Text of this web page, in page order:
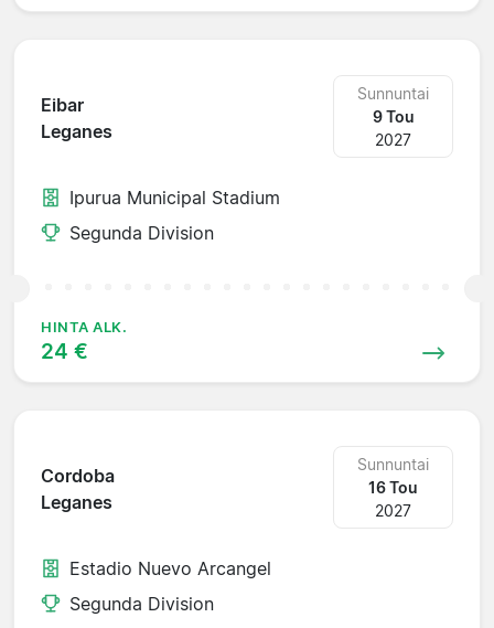
Eibar
Leganes
Sunnuntai
9 Tou
2027
Ipurua Municipal Stadium
Segunda Division
HINTA ALK.
24 €
Cordoba
Leganes
Sunnuntai
16 Tou
2027
Estadio Nuevo Arcangel
Segunda Division